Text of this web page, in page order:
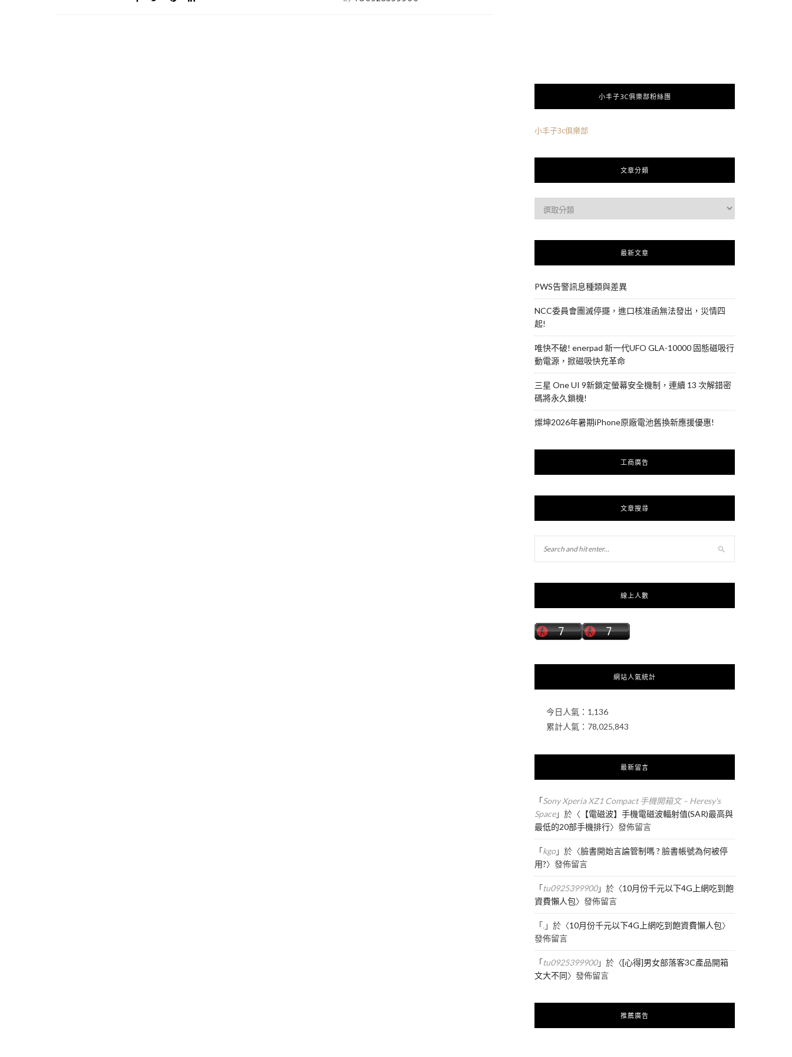
小丰子3C俱樂部粉絲團
小丰子3c俱樂部
文章分類
最新文章
PWS告警訊息種類與差異
NCC委員會團滅停擺，進口核准函無法發出，災情四
起!
唯快不破! enerpad 新一代UFO GLA-10000 固態磁吸行
動電源，掀磁吸快充革命
三星 One UI 9新鎖定螢幕安全機制，連續 13 次解錯密
碼將永久鎖機!
燦坤2026年暑期iPhone原廠電池舊換新應援優惠!
工商廣告
文章搜尋
線上人數
網站人氣統計
今日人氣： 1,136
累計人氣： 78,025,843
最新留言
「Sony Xperia XZ1 Compact 手機開箱文 – Heresy's
Space」於〈 【電磁波】手機電磁波輻射值(SAR)最高與
最低的20部手機排行〉發佈留言
「kgo」於〈臉書開始言論管制嗎 ? 臉書帳號為何被停
用?〉發佈留言
「tu0925399900」於〈10月份千元以下4G上網吃到飽
資費懶人包〉發佈留言
「.」於〈10月份千元以下4G上網吃到飽資費懶人包〉
發佈留言
「tu0925399900」於〈[心得]男女部落客3C產品開箱
文大不同〉發佈留言
推薦廣告